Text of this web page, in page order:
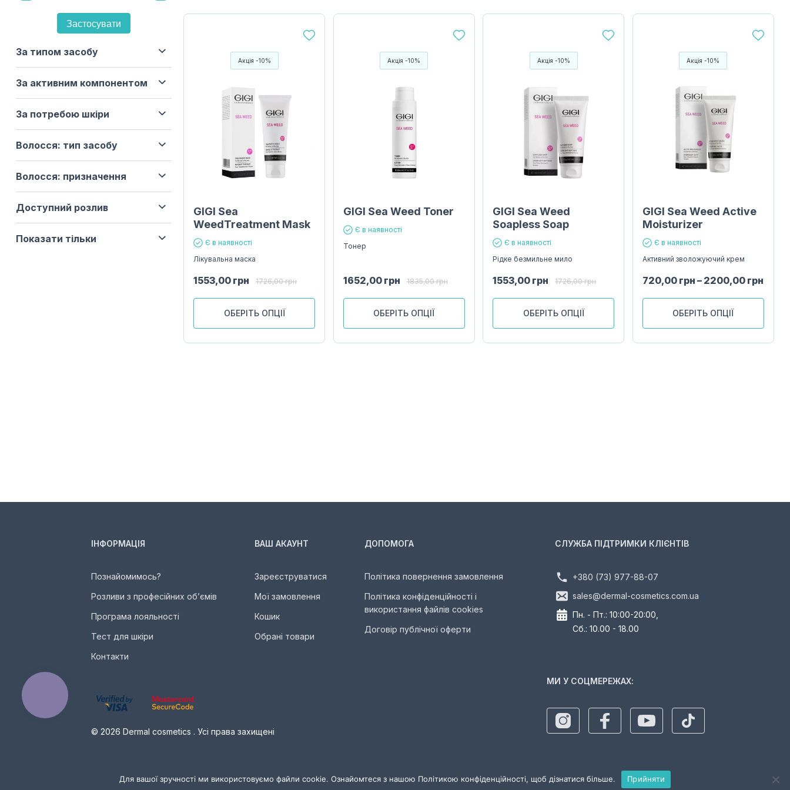
Застосувати
За типом засобу
За активним компонентом
За потребою шкіри
Волосся: тип засобу
Волосся: призначення
Доступний розлив
Показати тільки
Акція -10%
GIGI Sea
WeedTreatment Mask
Є в наявності
Лікувальна маска
1553,00 грн 1726,00грн
ОБЕРІТЬ ОПЦІЇ
Акція -10%
GIGI Sea Weed Toner
Є в наявності
Тонер
1652,00 грн 1835,00грн
ОБЕРІТЬ ОПЦІЇ
Акція -10%
GIGI Sea Weed
Soapless Soap
Є в наявності
Рідке безмильне мило
1553,00 грн 1726,00грн
ОБЕРІТЬ ОПЦІЇ
Акція -10%
GIGI Sea Weed Active
Moisturizer
Є в наявності
Активний зволожуючий крем
720,00 грн – 2200,00 грн
ОБЕРІТЬ ОПЦІЇ
ІНФОРМАЦІЯ
Познайомимось?
Розливи з професійних об’ємів
Програма лояльності
Тест для шкіри
Контакти
ВАШ АКАУНТ
Зареєструватися
Мої замовлення
Кошик
Обрані товари
ДОПОМОГА
Політика повернення замовлення
Політика конфіденційності і
використання файлів cookies
Договір публічної оферти
СЛУЖБА ПІДТРИМКИ КЛІЄНТІВ
+380 (73) 977-88-07
sales@dermal-cosmetics.com.ua
Пн. - Пт.: 10:00-20:00,
Сб.: 10.00 - 18.00
МИ У СОЦМЕРЕЖАХ:
© 2026 Dermal cosmetics . Усі права захищені
Для вашої зручності ми використовуємо файли cookie. Ознайомтеся з нашою Політикою конфіденційності, щоб дізнатися більше. Прийняти